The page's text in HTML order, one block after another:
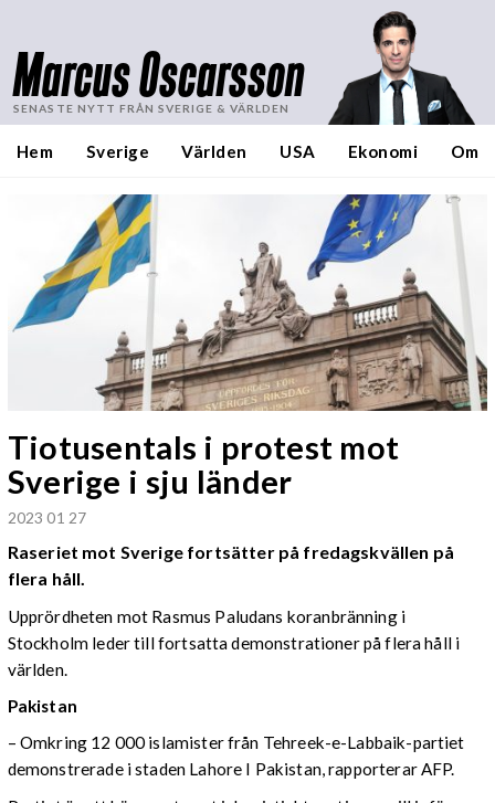
Marcus Oscarsson
SENASTE NYTT FRÅN SVERIGE & VÄRLDEN
Hem Sverige Världen USA Ekonomi Om
Tiotusentals i protest mot
Sverige i sju länder
2023 01 27
Raseriet mot Sverige fortsätter på fredagskvällen på
flera håll.
Upprördheten mot Rasmus Paludans koranbränning i
Stockholm leder till fortsatta demonstrationer på flera håll i
världen.
Pakistan
– Omkring 12 000 islamister från Tehreek-e-Labbaik-partiet
demonstrerade i staden Lahore I Pakistan, rapporterar AFP.